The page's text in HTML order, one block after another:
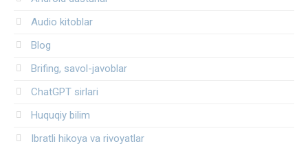
Audio kitoblar
Blog
Brifing, savol-javoblar
ChatGPT sirlari
Huquqiy bilim
Ibratli hikoya va rivoyatlar